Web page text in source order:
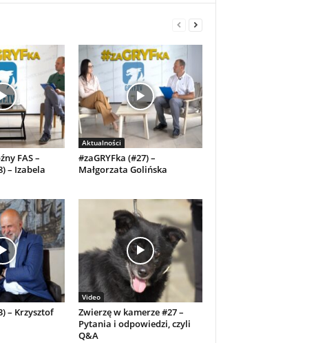
FAS –
– Izabela
Aktualności
#zaGRYFka (#27) –
Małgorzata Golińska
– Krzysztof
Video
Zwierzę w kamerze #27 –
Pytania i odpowiedzi, czyli
Q&A